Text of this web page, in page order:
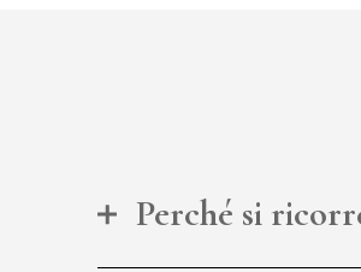
Perché si